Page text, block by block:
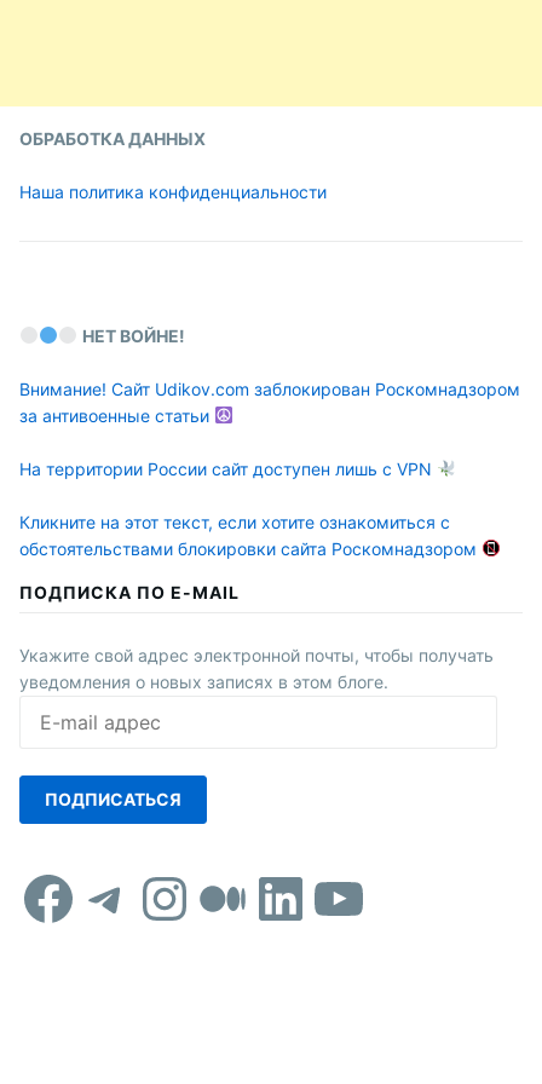
ОБРАБОТКА ДАННЫХ
Наша политика конфиденциальности
НЕТ ВОЙНЕ!
Внимание! Сайт Udikov.com заблокирован Роскомнадзором
за антивоенные статьи
На территории России сайт доступен лишь с VPN
Кликните на этот текст, если хотите ознакомиться с
обстоятельствами блокировки сайта Роскомнадзором
ПОДПИСКА ПО E-MAIL
Укажите свой адрес электронной почты, чтобы получать
уведомления о новых записях в этом блоге.
mail
ПОДПИСАТЬСЯ
Facebook
Telegram
Instagram
Средний
LinkedIn